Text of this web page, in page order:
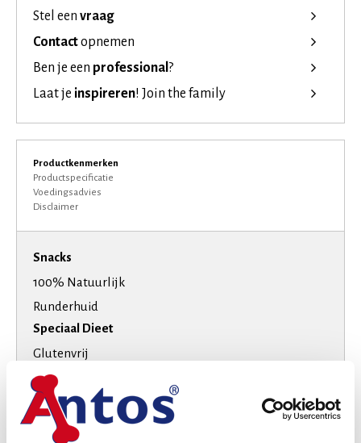
Stel een vraag
Contactopnemen
Ben je een professional ?
Laat je inspireren! Join the family
Productkenmerken
Productspecificatie
Voedingsadvies
Disclaimer
Snacks
100% Natuurlijk
Runderhuid
Speciaal Dieet
Glutenvrij
Graanvrij
High-Protein
Suikervrij